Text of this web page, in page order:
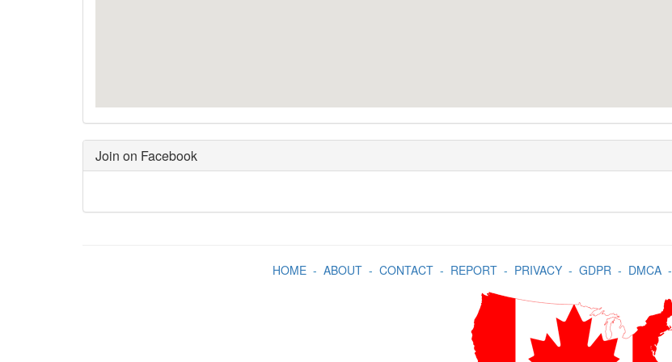
Join on Facebook
HOME- ABOUT- CONTACT- REPORT- PRIVACY- GDPR- DMCA-